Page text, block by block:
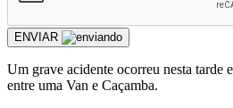
ENVIAR
Um grave acidente ocorreu nesta tarde
entre uma Van e Caçamba.